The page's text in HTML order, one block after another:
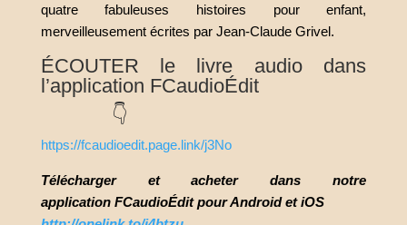
quatre fabuleuses histoires pour enfant,
merveilleusement écrites par Jean-Claude Grivel.
ÉCOUTER le livre audio dans
l’application FCaudioÉdit
👇
https://fcaudioedit.page.link/j3No
Télécharger et acheter dans notre
application FCaudioÉdit pour Android et iOS